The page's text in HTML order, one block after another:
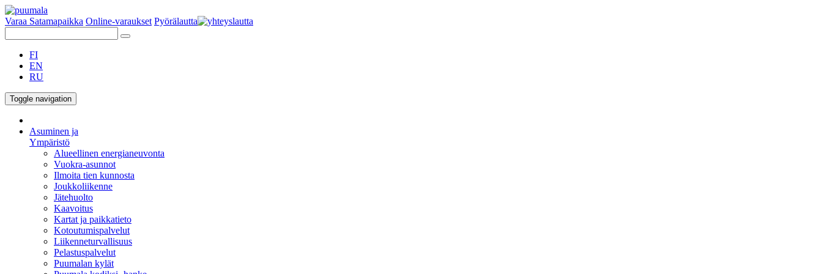
Varaa Satamapaikka Online-varaukset Pyörälautta
FI
EN
RU
Toggle navigation
Asuminen ja
Ympäristö
Alueellinen energianeuvonta
Vuokra-asunnot
Ilmoita tien kunnosta
Joukkoliikenne
Jätehuolto
Kaavoitus
Kartat ja paikkatieto
Kotoutumispalvelut
Liikenneturvallisuus
Pelastuspalvelut
Puumalan kylät